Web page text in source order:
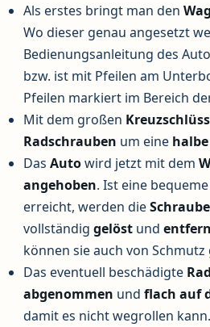
Als erstes bringt man den
Wo dieser genau angesetzt
Bedienungsanleitung des
bzw. ist mit Pfeilen am
Pfeilen markiert im Bereich
Mit dem großen
Radschrauben um eine
DasAutowird jetzt mit dem
angehoben. Ist eine
erreicht, werden die
vollständiggelöst und
können sie auch von
Das eventuell beschädigte Rad
abgenommen undflach auf
damit es nicht wegrollen kann.